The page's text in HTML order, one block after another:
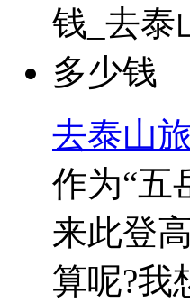
去泰山
作为“五
来此登
算呢?我